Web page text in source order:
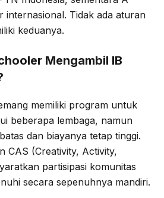
internasional. Tidak ada aturan
keduanya.
Mengambil IB
memiliki program untuk
beberapa lembaga, namun
dan biayanya tetap tinggi.
CAS (Creativity, Activity,
partisipasi komunitas
secara sepenuhnya mandiri.